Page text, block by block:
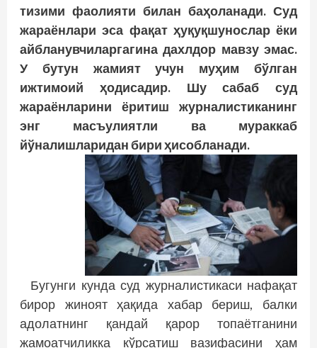
тизими фаолияти билан баҳоланади. Суд
жараёнлари эса фақат ҳуқуқшунослар ёки
айбланувчиларгагина дахлдор мавзу эмас.
У бутун жамият учун муҳим бўлган
ижтимоий ҳодисадир. Шу сабаб суд
жараёнларини ёритиш журналистиканинг
энг масъулиятли ва мураккаб
йўналишларидан бири ҳисобланади.
Бугунги кунда суд журналистикаси нафақат
бирор жиноят ҳақида хабар бериш, балки
адолатнинг қандай қарор топаётганини
жамоатчиликка кўрсатиш вазифасини ҳам